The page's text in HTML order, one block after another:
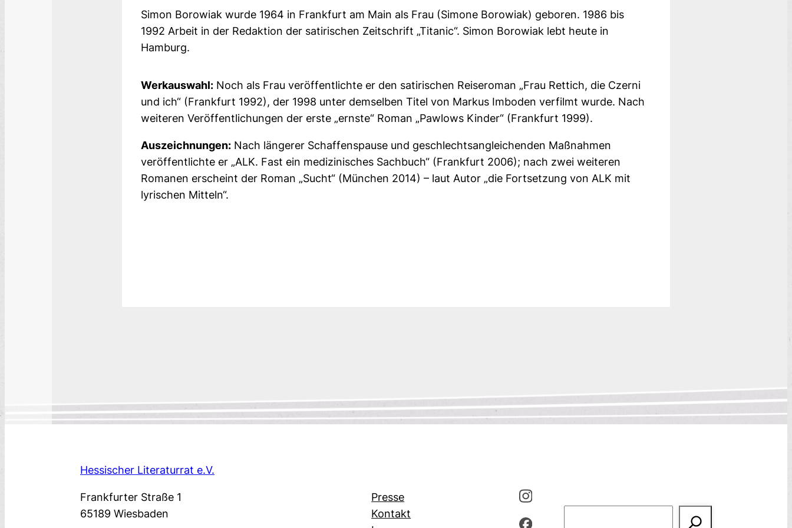
Simon Borowiak wurde 1964 in Frankfurt am Main als Frau (Simone Borowiak) geboren. 1986 bis
1992 Arbeit in der Redaktion der satirischen Zeitschrift „Titanic“. Simon Borowiak lebt heute in
Hamburg.
Werkauswahl: Noch als Frau veröffentlichte er den satirischen Reiseroman „Frau Rettich, die Czerni
und ich“ (Frankfurt 1992), der 1998 unter demselben Titel von Markus Imboden verfilmt wurde. Nach
weiteren Veröffentlichungen der erste „ernste“ Roman „Pawlows Kinder“ (Frankfurt 1999).
Auszeichnungen: Nach längerer Schaffenspause und geschlechtsangleichenden Maßnahmen
veröffentlichte er „ALK. Fast ein medizinisches Sachbuch“ (Frankfurt 2006); nach zwei weiteren
Romanen erscheint der Roman „Sucht“ (München 2014) – laut Autor „die Fortsetzung von ALK mit
lyrischen Mitteln“.
Hessischer Literaturrat e.V.
Frankfurter Straße 1
65189 Wiesbaden
Presse
Kontakt